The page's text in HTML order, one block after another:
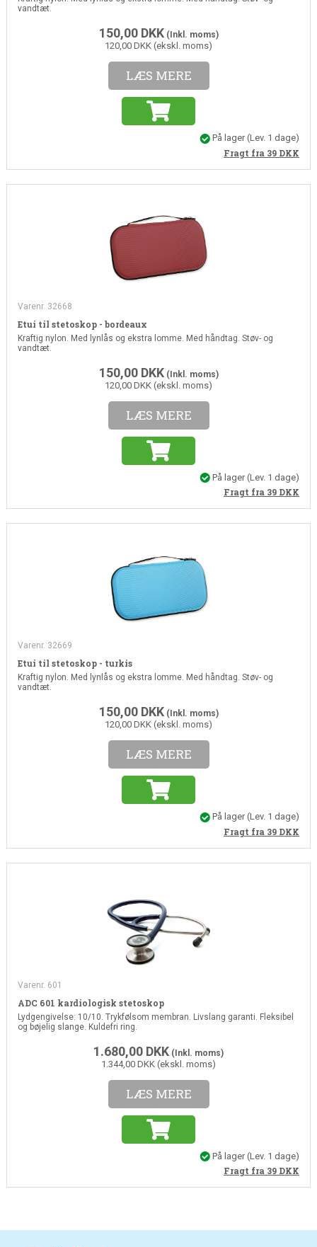
vandtæt.
150,00 DKK(Inkl. moms)
120,00 DKK (ekskl. moms)
LÆS MERE
På lager(Lev. 1 dage)
Fragt fra 39 DKK
Varenr. 32668
Etui til stetoskop - bordeaux
Kraftig nylon. Med lynlås og ekstra lomme. Med håndtag. Støv- og
vandtæt.
150,00 DKK(Inkl. moms)
120,00 DKK (ekskl. moms)
LÆS MERE
På lager(Lev. 1 dage)
Fragt fra 39 DKK
Varenr. 32669
Etui til stetoskop - turkis
Kraftig nylon. Med lynlås og ekstra lomme. Med håndtag. Støv- og
vandtæt.
150,00 DKK(Inkl. moms)
120,00 DKK (ekskl. moms)
LÆS MERE
På lager(Lev. 1 dage)
Fragt fra 39 DKK
Varenr. 601
ADC 601 kardiologisk stetoskop
Lydgengivelse: 10/10. Trykfølsom membran. Livslang garanti. Fleksibel
og bøjelig slange. Kuldefri ring.
1.680,00 DKK (Inkl. moms)
1.344,00 DKK (ekskl. moms)
LÆS MERE
På lager(Lev. 1 dage)
Fragt fra 39 DKK